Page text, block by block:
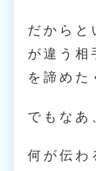
だからと
が違う相
を諦めた
でもなあ
何が伝わ